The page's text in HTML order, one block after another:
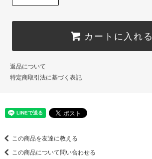
カートに入れる
返品について
特定商取引法に基づく表記
この商品を友達に教える
この商品について問い合わせる